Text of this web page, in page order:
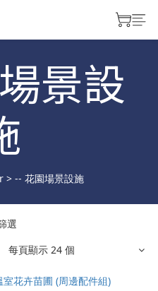
景設
> -- 花園場景設施
選
每頁顯示 24 個